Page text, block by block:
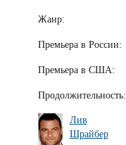
Жанр:
Премьера в России:
Премьера в США:
Продолжительность:
Лив
Шрайбер